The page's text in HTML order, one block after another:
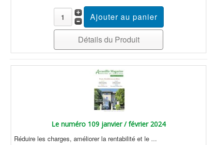
Détails du Produit
Le numéro 109 janvier / février 2024
Réduire les charges, améliorer la rentabilité et le ...